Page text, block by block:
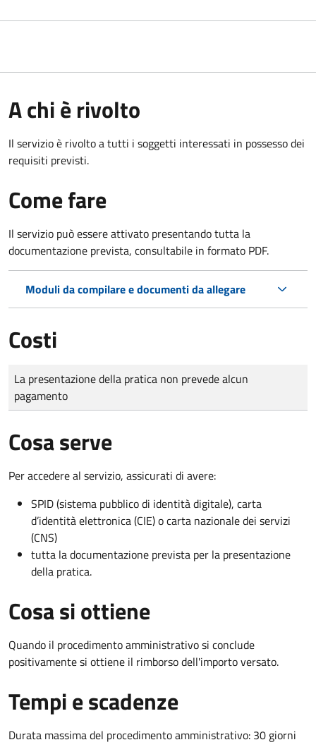
A chi è rivolto
Il servizio è rivolto a tutti i soggetti interessati in possesso dei
requisiti previsti.
Come fare
Il servizio può essere attivato presentando tutta la
documentazione prevista, consultabile in formato PDF.
Moduli da compilare e documenti da allegare
Costi
Tipo di pagamento
Importo
La presentazione della pratica non prevede alcun
pagamento
Cosa serve
Per accedere al servizio, assicurati di avere:
SPID (sistema pubblico di identità digitale), carta
d’identità elettronica (CIE) o carta nazionale dei servizi
(CNS)
tutta la documentazione prevista per la presentazione
della pratica.
Cosa si ottiene
Quando il procedimento amministrativo si conclude
positivamente si ottiene il rimborso dell'importo versato.
Tempi e scadenze
Durata massima del procedimento amministrativo: 30 giorni